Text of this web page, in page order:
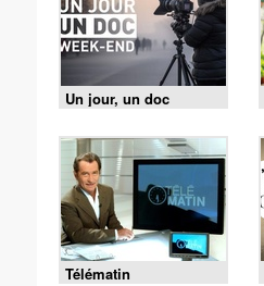
Un jour, un doc
Télématin